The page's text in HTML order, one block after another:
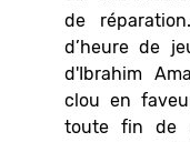
de
d’heure de
d'Ibrahim
clou en
toute fin de